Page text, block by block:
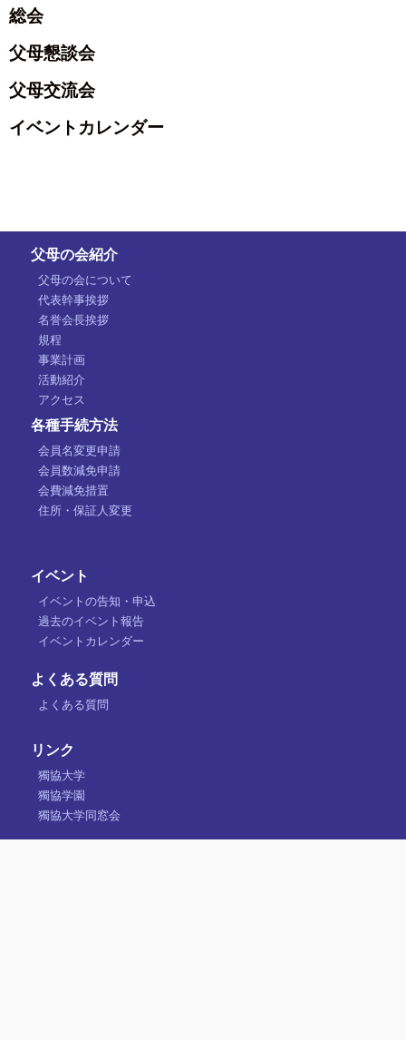
総会
父母懇談会
父母交流会
イベントカレンダー
父母の会紹介
父母の会について
代表幹事挨拶
名誉会長挨拶
規程
事業計画
活動紹介
アクセス
各種手続方法
会員名変更申請
会員数減免申請
会費減免措置
住所・保証人変更
イベント
イベントの告知・申込
過去のイベント報告
イベントカレンダー
よくある質問
よくある質問
リンク
獨協大学
獨協学園
獨協大学同窓会